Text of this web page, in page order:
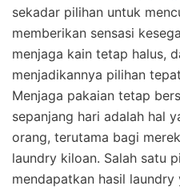
sekadar pilihan untuk
memberikan sensasi
menjaga kain tetap halus,
menjadikannya pilihan
Menjaga pakaian tetap
sepanjang hari adalah hal
orang, terutama bagi
laundry kiloan. Salah satu
mendapatkan hasil